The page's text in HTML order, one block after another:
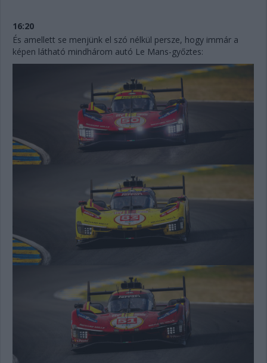
16:20
És amellett se menjünk el szó nélkül persze, hogy immár a
képen látható mindhárom autó Le Mans-győztes: